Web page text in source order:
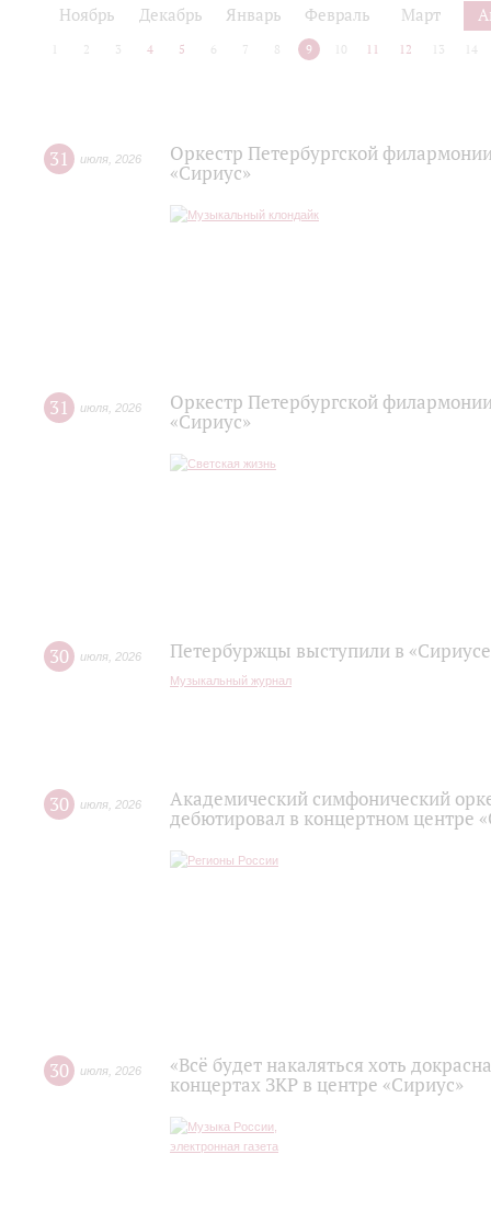
Ноябрь Декабрь Январь Февраль Март
2 3 4 5 6 7 8 9 10 11 12 13 14
31 июля 2026
Оркестр Петербургской
«Сириус»
31 июля 2026
Оркестр Петербургской
«Сириус»
30 июля 2026 Петербуржцы выступили в
Музыкальный журнал
30 июля 2026
Академический симфонический
дебютировал в концертном центре
30 июля 2026
«Всё будет накаляться хоть
концертах ЗКР в центре «Сириус»